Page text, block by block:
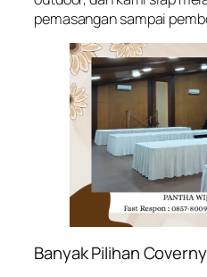
pemasangan sampai
Banyak Pilihan